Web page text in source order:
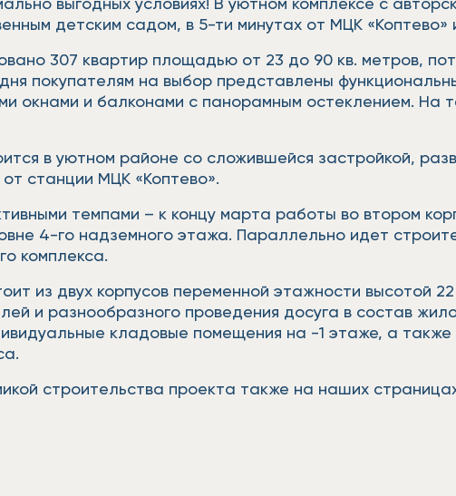
детским садом, в 5-ти минутах от МЦК «Коптево»
307 квартир площадью от 23 до 90 кв. метров,
покупателям на выбор представлены
окнами и балконами с панорамным остеклением. На
в уютном районе со сложившейся застройкой,
станции МЦК «Коптево».
темпами – к концу марта работы во втором
4-го надземного этажа. Параллельно идет
комплекса.
из двух корпусов переменной этажности высотой
и разнообразного проведения досуга в состав
кладовые помещения на -1 этаже, а
строительства проекта также на наших